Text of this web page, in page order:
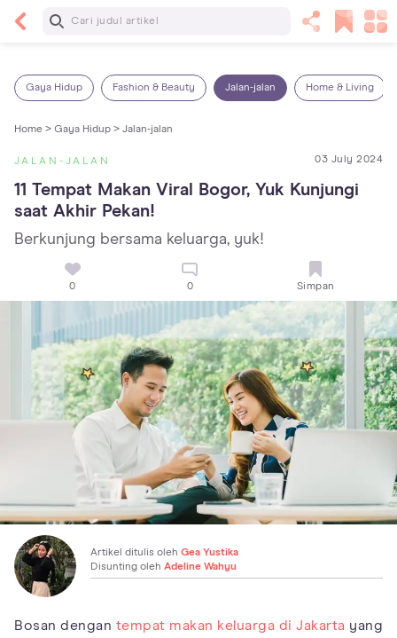
Baca Selanjutnya
Gaya Hidup Fashion & Beauty Jalan-jalan Home & Living
Home > Gaya Hidup > Jalan-jalan
JALAN-JALAN 03 July 2024
11 Tempat Makan Viral Bogor, Yuk Kunjungi
saat Akhir Pekan!
Berkunjung bersama keluarga, yuk!
0 0 Simpan
Artikel ditulis oleh Gea Yustika
Disunting oleh Adeline Wahyu
Bosan dengan tempat makan keluarga di Jakarta yang